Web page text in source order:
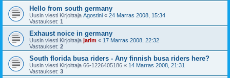
Hello from south germany
Uusin viesti Kirjoittaja Agostini « 24 Marras 2008, 15:34
Vastaukset: 1
Exhaust noice in germany
Uusin viesti Kirjoittaja jarim « 17 Marras 2008, 22:32
Vastaukset: 2
South florida busa riders - Any finnish busa riders here?
Uusin viesti Kirjoittaja 66-1226405186 « 14 Marras 2008, 21:31
Vastaukset: 3